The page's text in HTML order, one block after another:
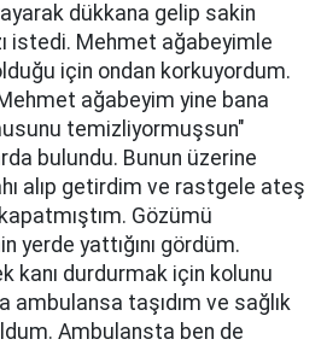
dükkana gelip sakin
istedi. Mehmet ağabeyimle
için ondan korkuyordum.
ağabeyim yine bana
temizliyormuşsun"
bulundu. Bunun üzerine
alıp getirdim ve rastgele ateş
Gözümü
yerde yattığını gördüm.
kanı durdurmak için kolunu
ambulansa taşıdım ve sağlık
Ambulansta ben de